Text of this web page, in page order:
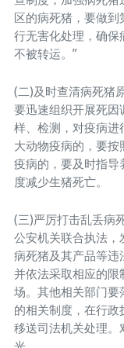
区的病死猪，要做
行无害化处理，确保
不被转运。”
(二)及时查清病死猪
要迅速组织开展死
样、检测，对疫病
大动物疫病的，要
疫病的，要及时指
度减少生猪死亡。
(三)严厉打击乱丢病
公安机关联合执法
病死猪及其产品等违
并依法采取相应的
场。其他相关部门
的相关制度，在行
移送司法机关处理